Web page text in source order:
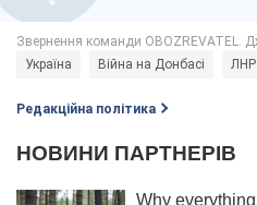
Україна Війна на Донбасі ЛНР
Редакційна політика